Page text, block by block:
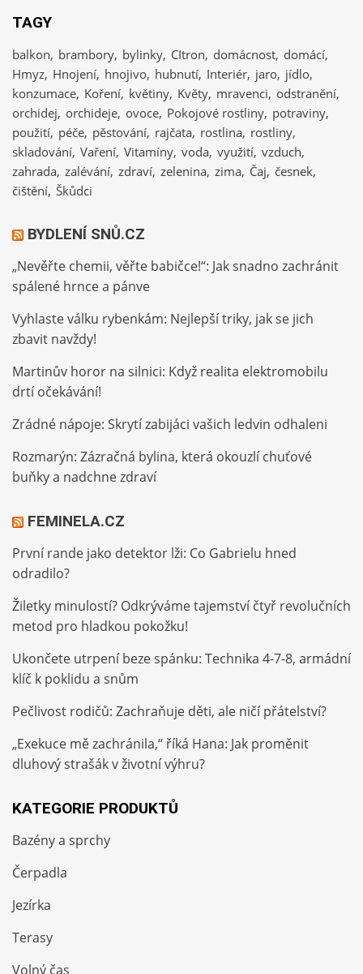
TAGY
balkon brambory bylinky CItron domácnost domácí
Hmyz Hnojení hnojivo hubnutí Interiér jaro jídlo
konzumace Koření květiny Květy mravenci odstranění
orchidej orchideje ovoce Pokojové rostliny potraviny
použití péče pěstování rajčata rostlina rostliny
skladování Vaření Vitamíny voda využití vzduch
zahrada zalévání zdraví zelenina zima Čaj česnek
čištění Škůdci
BYDLENÍ SNŮ.CZ
„Nevěřte chemii, věřte babičce!“: Jak snadno zachránit
spálené hrnce a pánve
Vyhlaste válku rybenkám: Nejlepší triky, jak se jich
zbavit navždy!
Martinův horor na silnici: Když realita elektromobilu
drtí očekávání!
Zrádné nápoje: Skrytí zabijáci vašich ledvin odhaleni
Rozmarýn: Zázračná bylina, která okouzlí chuťové
buňky a nadchne zdraví
FEMINELA.CZ
První rande jako detektor lži: Co Gabrielu hned
odradilo?
Žiletky minulostí? Odkrýváme tajemství čtyř revolučních
metod pro hladkou pokožku!
Ukončete utrpení beze spánku: Technika 4-7-8, armádní
klíč k poklidu a snům
Pečlivost rodičů: Zachraňuje děti, ale ničí přátelství?
„Exekuce mě zachránila,“ říká Hana: Jak proměnit
dluhový strašák v životní výhru?
KATEGORIE PRODUKTŮ
Bazény a sprchy
Čerpadla
Jezírka
Terasy
Volný čas